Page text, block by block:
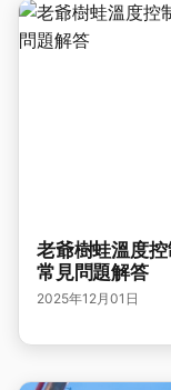
老爺樹蛙溫度控
常見問題解答
2025年12月01日